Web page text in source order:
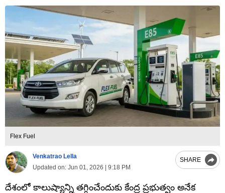
Flex Fuel
Venkatrao Lella
Updated on: Jun 01, 2026 | 9:18 PM
SHARE
దేశంలో కాలుష్యాన్ని తగ్గించేందుకు కేంద్ర ప్రభుత్వం అనేక